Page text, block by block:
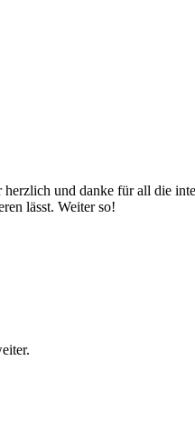
und danke für all die
lässt. Weiter so!